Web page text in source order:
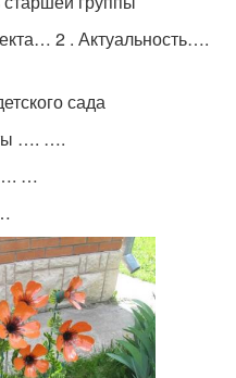
2 . Актуальность….
сада
…. ….
…